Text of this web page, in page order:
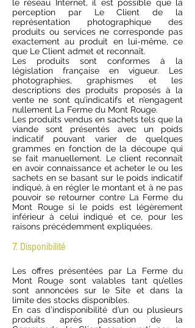
le réseau Internet, il est possible que la
perception par Le Client de la
représentation photographique des
produits ou services ne corresponde pas
exactement au produit en lui-même, ce
que Le Client admet et reconnaît.
Les produits sont conformes à la
législation française en vigueur. Les
photographies, graphismes et les
descriptions des produits proposés à la
vente ne sont qu’indicatifs et n’engagent
nullement La Ferme du Mont Rouge.
Les produits vendus en sachets tels que la
viande sont présentés avec un poids
indicatif pouvant varier de quelques
grammes en fonction de la découpe qui
se fait manuellement. Le client reconnaît
en avoir connaissance et acheter le ou les
sachets en se basant sur le poids indicatif
indiqué, à en régler le montant et à ne pas
pouvoir se retourner contre La Ferme du
Mont Rouge si le poids est légèrement
inférieur à celui indiqué et ce, pour les
raisons précédemment expliquées.
7. Disponibilité
Les offres présentées par La Ferme du
Mont Rouge sont valables tant qu’elles
sont annoncées sur le Site et dans la
limite des stocks disponibles.
En cas d’indisponibilité d’un ou plusieurs
produits après passation de la